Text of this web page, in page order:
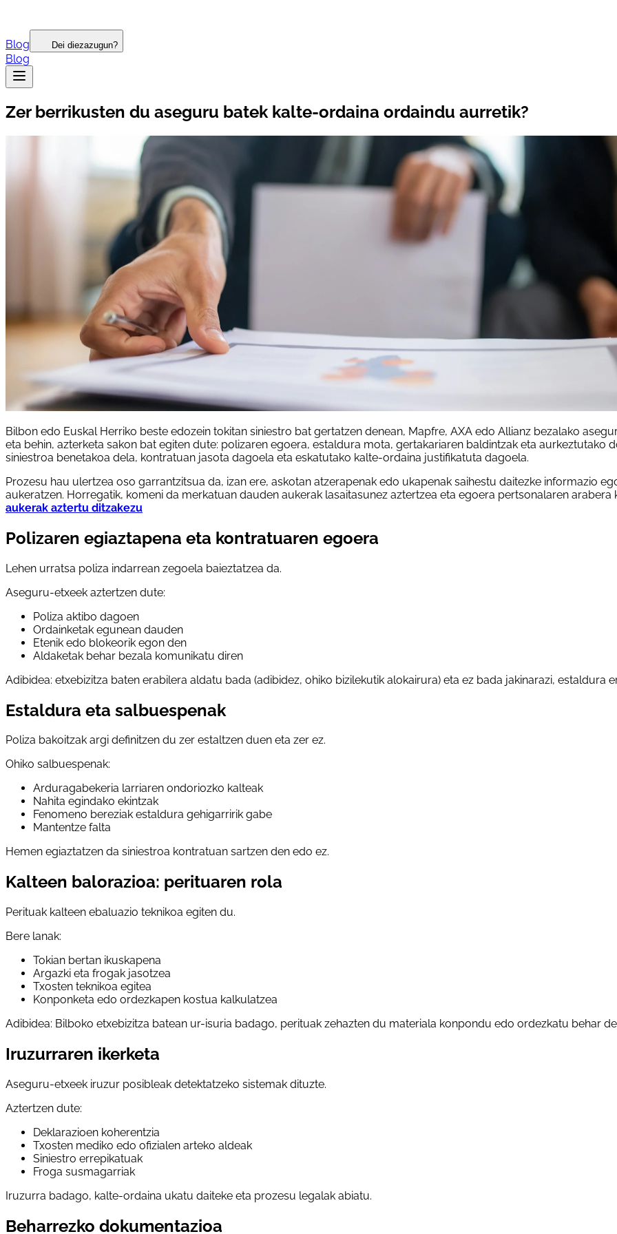
Blog Dei diezazugun?
Blog
Zer berrikusten du aseguru batek kalte-ordaina ordaindu aurretik?
Bilbon edo Euskal Herriko beste edozein tokitan siniestro bat gertatzen denean, Mapfre, AXA edo Allianz bezalako
eta behin, azterketa sakon bat egiten dute: polizaren egoera, estaldura mota, gertakariaren baldintzak eta aurkeztutako
siniestroa benetakoa dela, kontratuan jasota dagoela eta eskatutako kalte-ordaina justifikatuta dagoela.
Prozesu hau ulertzea oso garrantzitsua da, izan ere, askotan atzerapenak edo ukapenak saihestu daitezke informazio
aukeratzen. Horregatik, komeni da merkatuan dauden aukerak lasaitasunez aztertzea eta egoera pertsonalaren arabera
aukerak aztertu ditzakezu
Polizaren egiaztapena eta kontratuaren egoera
Lehen urratsa poliza indarrean zegoela baieztatzea da.
Aseguru-etxeek aztertzen dute:
Poliza aktibo dagoen
Ordainketak egunean dauden
Etenik edo blokeorik egon den
Aldaketak behar bezala komunikatu diren
Adibidea: etxebizitza baten erabilera aldatu bada (adibidez, ohiko bizilekutik alokairura) eta ez bada jakinarazi, estaldura
Estaldura eta salbuespenak
Poliza bakoitzak argi definitzen du zer estaltzen duen eta zer ez.
Ohiko salbuespenak:
Arduragabekeria larriaren ondoriozko kalteak
Nahita egindako ekintzak
Fenomeno bereziak estaldura gehigarririk gabe
Mantentze falta
Hemen egiaztatzen da siniestroa kontratuan sartzen den edo ez.
Kalteen balorazioa: perituaren rola
Perituak kalteen ebaluazio teknikoa egiten du.
Bere lanak:
Tokian bertan ikuskapena
Argazki eta frogak jasotzea
Txosten teknikoa egitea
Konponketa edo ordezkapen kostua kalkulatzea
Adibidea: Bilboko etxebizitza batean ur-isuria badago, perituak zehazten du materiala konpondu edo ordezkatu behar
Iruzurraren ikerketa
Aseguru-etxeek iruzur posibleak detektatzeko sistemak dituzte.
Aztertzen dute:
Deklarazioen koherentzia
Txosten mediko edo ofizialen arteko aldeak
Siniestro errepikatuak
Froga susmagarriak
Iruzurra badago, kalte-ordaina ukatu daiteke eta prozesu legalak abiatu.
Beharrezko dokumentazioa